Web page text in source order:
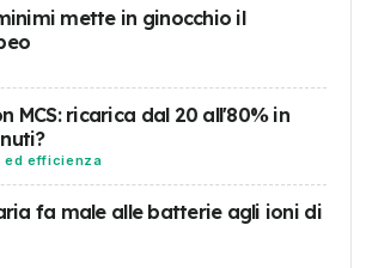
mette in ginocchio il
MCS: ricarica dal 20 all'80% in
ed efficienza
fa male alle batterie agli ioni di